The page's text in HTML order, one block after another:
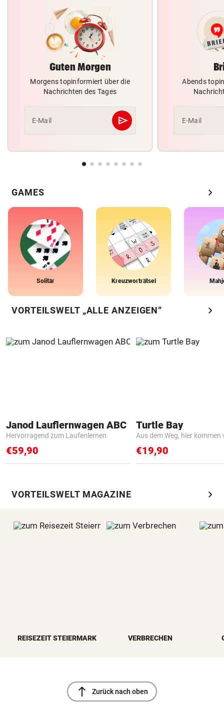
Guten Morgen
Morgens topinformiert über die
Nachrichten des Tages
E-Mail send
Abschicken
Abends
E-Mail
GAMES chevron_right
Solitär Kreuzworträtsel
VORTEILSWELT „ALLE ANZEIGEN“ chevron_right
Janod Lauflernwagen ABC
Hervorragend zum Laufenlernen
€59,90
Turtle Bay
Aus dem Weg, hier kommen
€19,90
VORTEILSWELT MAGAZINE chevron_right
REISEZEIT STEIERMARK VERBRECHEN
north Zurück nach oben